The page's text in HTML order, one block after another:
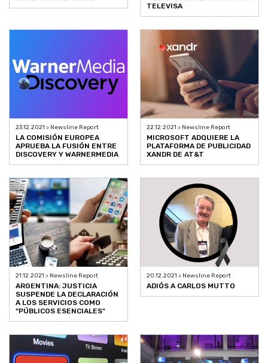
TELEVISA
23.12.2021 > Newsline Report
LA COMISIÓN EUROPEA
APRUEBA LA FUSIÓN ENTRE
DISCOVERY Y WARNERMEDIA
22.12.2021 > Newsline Report
MICROSOFT ADQUIERE LA
PLATAFORMA DE PUBLICIDAD
XANDR DE AT&T
21.12.2021 > Newsline Report
ARGENTINA: JUSTICIA
SUSPENDE LA DECLARACIÓN
A LOS SERVICIOS COMO
“PÚBLICOS ESENCIALES"
20.12.2021 > Newsline Report
ADIÓS A CARLOS MUTTO